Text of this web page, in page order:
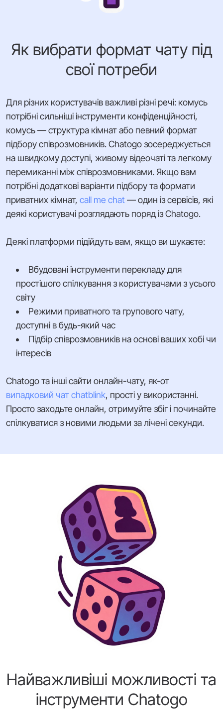
Як вибрати формат чату під
свої потреби
Для різних користувачів важливі різні речі: комусь
потрібні сильніші інструменти конфіденційності,
комусь — структура кімнат або певний формат
підбору співрозмовників. Chatogo зосереджується
на швидкому доступі, живому відеочаті та легкому
перемиканні між співрозмовниками. Якщо вам
потрібні додаткові варіанти підбору та формати
приватних кімнат, call me chat— один із сервісів, які
деякі користувачі розглядають поряд із Chatogo.
Деякі платформи підійдуть вам, якщо ви шукаєте:
Вбудовані інструменти перекладу для
простішого спілкування з користувачами з усього
світу
Режими приватного та групового чату,
доступні в будь-який час
Підбір співрозмовників на основі ваших хобі чи
інтересів
Chatogo та інші сайти онлайн-чату, як-от
випадковий чат chatblink, прості у використанні.
Просто заходьте онлайн, отримуйте збіг і починайте
спілкуватися з новими людьми за лічені секунди.
Найважливіші можливості та
інструменти Chatogo